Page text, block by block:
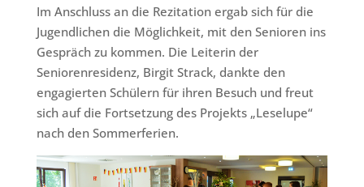
Im Anschluss an die Rezitation ergab sich für die
Jugendlichen die Möglichkeit, mit den Senioren ins
Gespräch zu kommen. Die Leiterin der
Seniorenresidenz, Birgit Strack, dankte den
engagierten Schülern für ihren Besuch und freut
sich auf die Fortsetzung des Projekts „Leselupe“
nach den Sommerferien.